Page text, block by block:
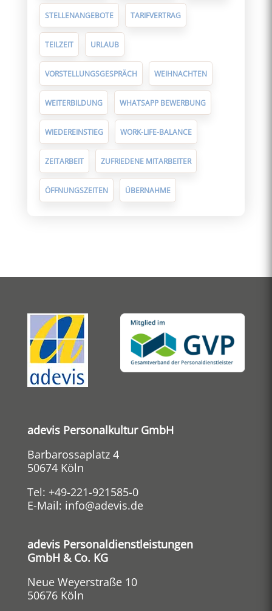
STELLENANGEBOTE TARIFVERTRAG
TEILZEIT URLAUB
VORSTELLUNGSGESPRÄCH WEIHNACHTEN
WEITERBILDUNG WHATSAPP BEWERBUNG
WIEDEREINSTIEG WORK-LIFE-BALANCE
ZEITARBEIT ZUFRIEDENE MITARBEITER
ÖFFNUNGSZEITEN ÜBERNAHME
adevis Personalkultur GmbH
Barbarossaplatz 4
50674 Köln
Tel: +49-221-921585-0
E-Mail: info@adevis.de
adevis Personaldienstleistungen
GmbH & Co. KG
Neue Weyerstraße 10
50676 Köln